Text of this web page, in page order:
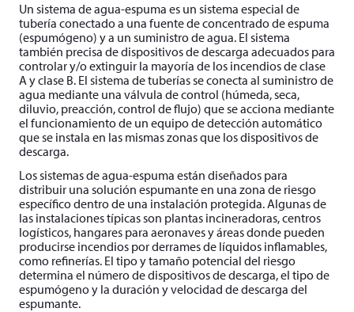
Un sistema de agua-espuma es un sistema especial de
tubería conectado a una fuente de concentrado de espuma
(espumógeno) y a un suministro de agua. El sistema
también precisa de dispositivos de descarga adecuados para
controlar y/o extinguir la mayoría de los incendios de clase
A y clase B. El sistema de tuberías se conecta al suministro de
agua mediante una válvula de control (húmeda, seca,
diluvio, preacción, control de flujo) que se acciona mediante
el funcionamiento de un equipo de detección automático
que se instala en las mismas zonas que los dispositivos de
descarga.
Los sistemas de agua-espuma están diseñados para
distribuir una solución espumante en una zona de riesgo
específico dentro de una instalación protegida. Algunas de
las instalaciones típicas son plantas incineradoras, centros
logísticos, hangares para aeronaves y áreas donde pueden
producirse incendios por derrames de líquidos inflamables,
como refinerías. El tipo y tamaño potencial del riesgo
determina el número de dispositivos de descarga, el tipo de
espumógeno y la duración y velocidad de descarga del
espumante.